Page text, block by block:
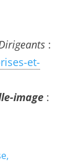
:
et-
image: